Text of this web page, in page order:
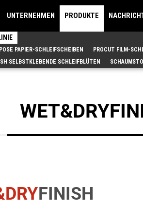
UNTERNEHMEN PRODUKTE
PAPIER-SCHLEIFSCHEIBEN PROCUT FILM-
SELBSTKLEBENDE SCHLEIFBLÜTEN
FINISH